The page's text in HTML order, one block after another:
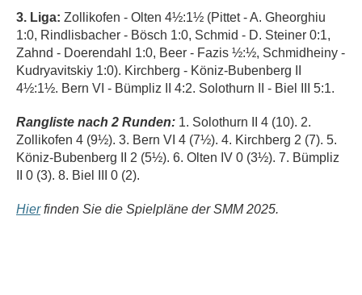
3. Liga: Zollikofen - Olten 4½:1½ (Pittet - A. Gheorghiu
1:0, Rindlisbacher - Bösch 1:0, Schmid - D. Steiner 0:1,
Zahnd - Doerendahl 1:0, Beer - Fazis ½:½, Schmidheiny -
Kudryavitskiy 1:0). Kirchberg - Köniz-Bubenberg II
4½:1½. Bern VI - Bümpliz II 4:2. Solothurn II - Biel III 5:1.
Rangliste nach 2 Runden: 1. Solothurn II 4 (10). 2.
Zollikofen 4 (9½). 3. Bern VI 4 (7½). 4. Kirchberg 2 (7). 5.
Köniz-Bubenberg II 2 (5½). 6. Olten IV 0 (3½). 7. Bümpliz
II 0 (3). 8. Biel III 0 (2).
Hierfinden Sie die Spielpläne der SMM 2025.